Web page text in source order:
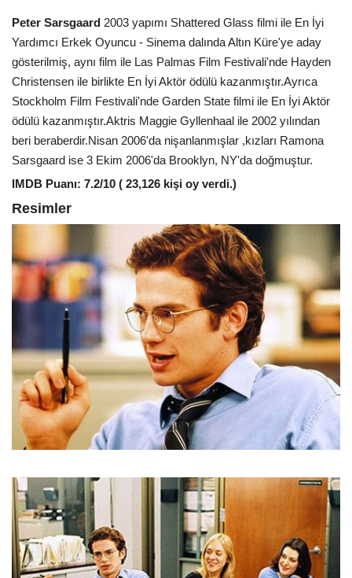
Peter Sarsgaard 2003 yapımı Shattered Glass filmi ile En İyi
Yardımcı Erkek Oyuncu - Sinema dalında Altın Küre'ye aday
gösterilmiş, aynı film ile Las Palmas Film Festivali'nde Hayden
Christensen ile birlikte En İyi Aktör ödülü kazanmıştır.Ayrıca
Stockholm Film Festivali'nde Garden State filmi ile En İyi Aktör
ödülü kazanmıştır.Aktris Maggie Gyllenhaal ile 2002 yılından
beri beraberdir.Nisan 2006'da nişanlanmışlar ,kızları Ramona
Sarsgaard ise 3 Ekim 2006'da Brooklyn, NY'da doğmuştur.
IMDB Puanı: 7.2/10 ( 23,126 kişi oy verdi.)
Resimler